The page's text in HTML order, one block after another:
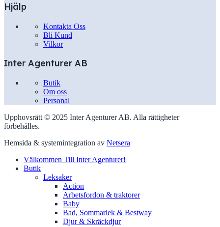
Hjälp
Kontakta Oss
Bli Kund
Vilkor
Inter Agenturer AB
Butik
Om oss
Personal
Upphovsrätt © 2025 Inter Agenturer AB. Alla rättigheter
förbehålles.
Hemsida & systemintegration av Netsera
Välkommen Till Inter Agenturer!
Butik
Leksaker
Action
Arbetsfordon & traktorer
Baby
Bad, Sommarlek & Bestway
Djur & Skräckdjur